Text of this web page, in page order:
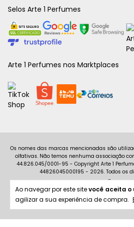
Ao navegar por este sitevocê aceita o
agilizar a sua experiência de compra.
Selos Arte 1 Perfumes
Arte 1 Perfumes nos Marktplaces
Copyright Arte 1
44826045000195 - 2026. Todos os